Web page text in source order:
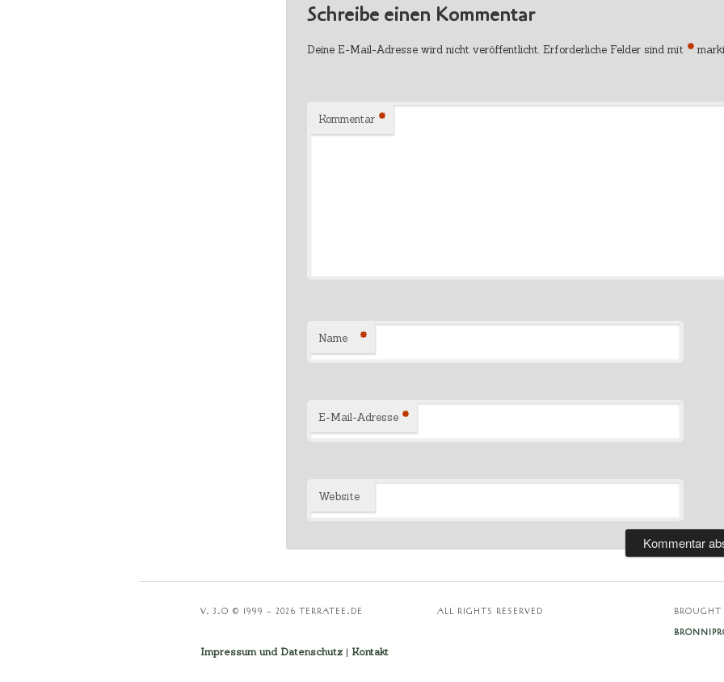
Schreibe einen Kommentar
Deine E-Mail-Adresse wird nicht veröffentlicht. Erforderliche Felder sind mit *
Kommentar *
Name *
E-Mail-Adresse *
Website
V. 3.O © 1999 – 2026 TERRATEE.DE
Impressum und Datenschutz | Kontakt
ALL RIGHTS RESERVED